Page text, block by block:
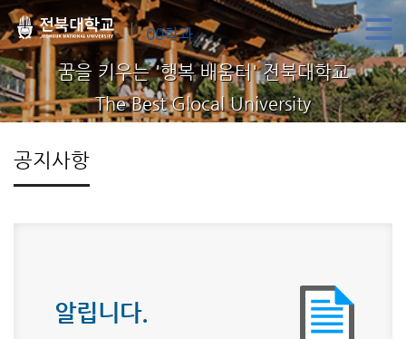
00학과
꿈을 키우는 '행복 배움터' 전북대학교
The Best Glocal University
공지사항
알립니다.